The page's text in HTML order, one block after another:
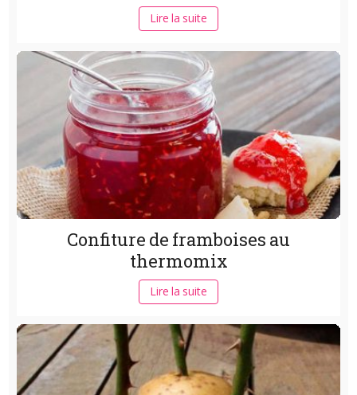
Lire la suite
Confiture de framboises au
thermomix
Lire la suite